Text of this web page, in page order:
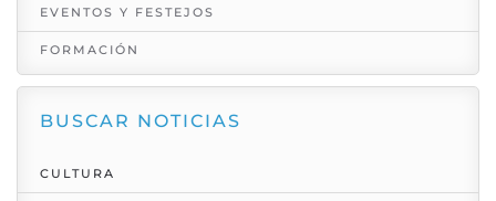
EVENTOS Y FESTEJOS
FORMACIÓN
BUSCAR NOTICIAS
CULTURA